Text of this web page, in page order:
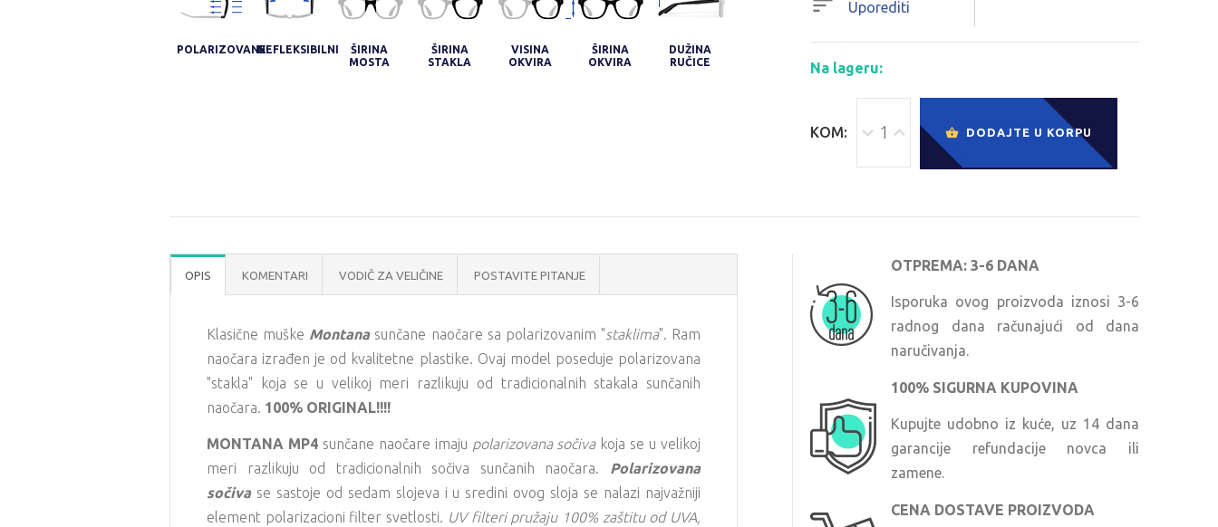
POLARIZOVANENEFLEKSIBILNI
ŠIRINA
MOSTA
ŠIRINA
STAKLA
VISINA
OKVIRA
ŠIRINA
OKVIRA
DUŽINA
RUČICE
Uporediti
Na lageru:
KOM: DODAJTE U KORPU
OPIS KOMENTARI VODIČ ZA VELIČINE POSTAVITE PITANJE
Klasične muške Montana sunčane naočare sa polarizovanim "staklima". Ram
naočara izrađen je od kvalitetne plastike. Ovaj model poseduje polarizovana
"stakla" koja se u velikoj meri razlikuju od tradicionalnih stakala sunčanih
naočara. 100% ORIGINAL!!!!
MONTANA MP4 sunčane naočare imaju polarizovana sočivakoja se u velikoj
meri razlikuju od tradicionalnih sočiva sunčanih naočara. Polarizovana
sočivase sastoje od sedam slojeva i u sredini ovog sloja se nalazi najvažniji
element polarizacioni filter svetlosti. UV filteri pružaju 100% zaštitu od UVA,
OTPREMA: 3-6 DANA
Isporuka ovog proizvoda iznosi 3-6
radnog dana računajući od dana
naručivanja.
100% SIGURNA KUPOVINA
Kupujte udobno iz kuće, uz 14 dana
garancije refundacije novca ili
zamene.
CENA DOSTAVE PROIZVODA